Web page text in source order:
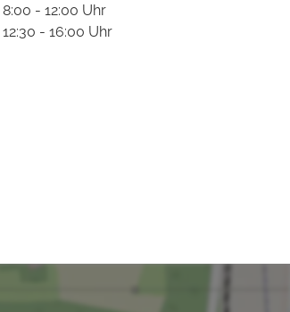
8:00 - 12:00 Uhr
12:30 - 16:00 Uhr